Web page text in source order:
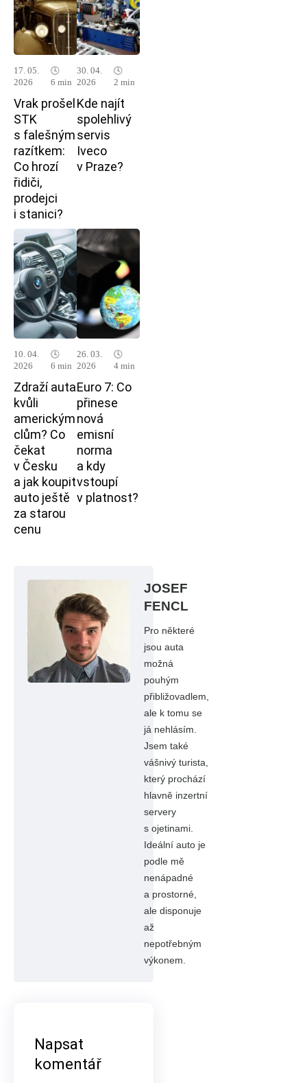
17. 05.
2026
🕓
6 min
Vrak prošel
STK
s falešným
razítkem:
Co hrozí
řidiči,
prodejci
i stanici?
30. 04.
2026
🕓
2 min
Kde najít
spolehlivý
servis
Iveco
v Praze?
10. 04.
2026
🕓
6 min
Zdraží auta
kvůli
americkým
clům? Co
čekat
v Česku
a jak koupit
auto ještě
za starou
cenu
26. 03.
2026
🕓
4 min
Euro 7: Co
přinese
nová
emisní
norma
a kdy
vstoupí
v platnost?
JOSEF
FENCL
Pro některé
jsou auta
možná
pouhým
přibližovadlem,
ale k tomu se
já nehlásím.
Jsem také
vášnivý turista,
který prochází
hlavně inzertní
servery
s ojetinami.
Ideální auto je
podle mě
nenápadné
a prostorné,
ale disponuje
až
nepotřebným
výkonem.
Napsat
komentář